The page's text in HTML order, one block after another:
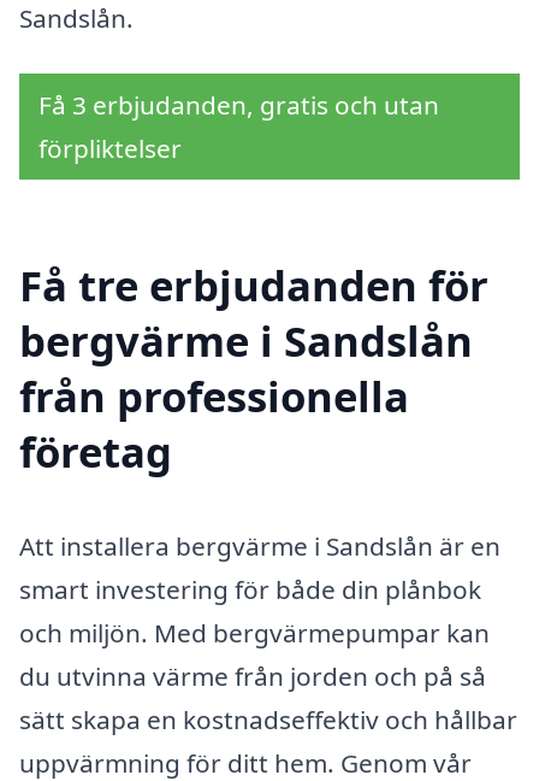
Sandslån.
Få 3 erbjudanden, gratis och utan
förpliktelser
Få tre erbjudanden för
bergvärme i Sandslån
från professionella
företag
Att installera bergvärme i Sandslån är en
smart investering för både din plånbok
och miljön. Med bergvärmepumpar kan
du utvinna värme från jorden och på så
sätt skapa en kostnadseffektiv och hållbar
uppvärmning för ditt hem. Genom vår